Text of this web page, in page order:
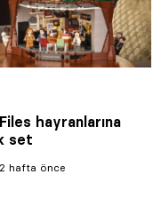
hayranlarına
set
2 hafta önce